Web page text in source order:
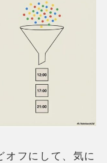
オフにして、気に